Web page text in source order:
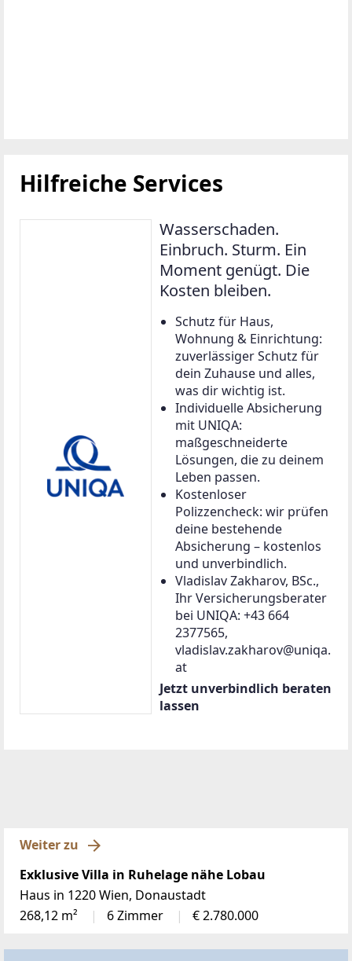
Hilfreiche Services
Wasserschaden.
Einbruch. Sturm. Ein
Moment genügt. Die
Kosten bleiben.
Schutz für Haus,
Wohnung & Einrichtung:
zuverlässiger Schutz für
dein Zuhause und alles,
was dir wichtig ist.
Individuelle Absicherung
mit UNIQA:
maßgeschneiderte
Lösungen, die zu deinem
Leben passen.
Kostenloser
Polizzencheck: wir prüfen
deine bestehende
Absicherung – kostenlos
und unverbindlich.
Vladislav Zakharov, BSc.,
Ihr Versicherungsberater
bei UNIQA: +43 664
2377565,
vladislav.zakharov@uniqa.
at
Jetzt unverbindlich beraten
lassen
Weiter zu
Exklusive Villa in Ruhelage nähe Lobau
Haus in 1220 Wien, Donaustadt
268,12 m²
6 Zimmer € 2.780.000